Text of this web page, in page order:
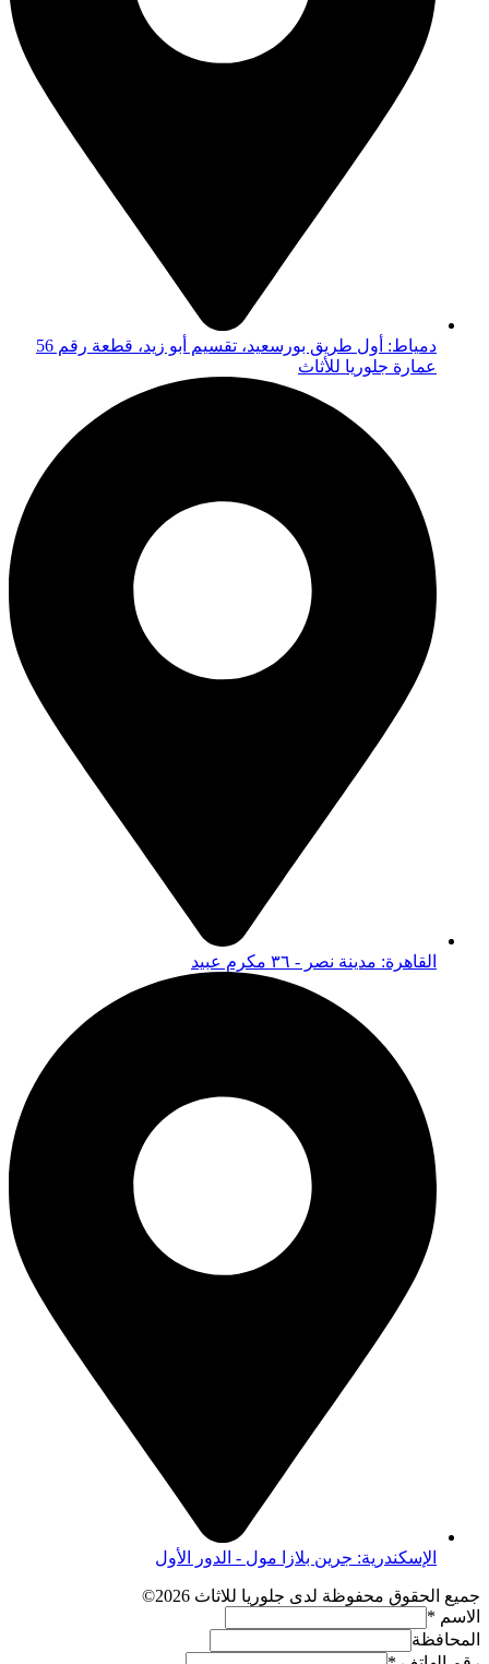
دمياط: أول طريق بورسعيد، تقسيم أبو زيد، قطعة رقم 56
عمارة جلوريا للأثاث
القاهرة: مدينة نصر - ٣٦ مكرم عبيد
الإسكندرية: جرين بلازا مول - الدور الأول
جميع الحقوق محفوظة لدى جلوريا للاثاث 2026©
الاسم *
المحافظة